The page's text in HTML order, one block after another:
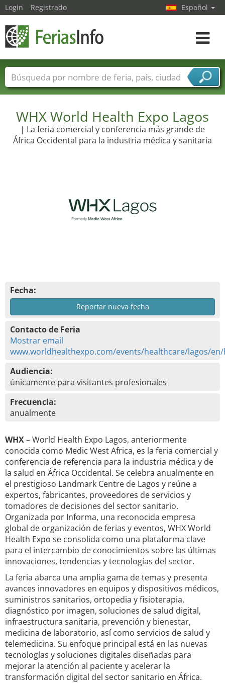
WHX World Health Expo Lagos
| La feria comercial y conferencia más grande de
África Occidental para la industria médica y sanitaria
Fecha:
Reportar nueva fecha
Contacto de Feria
Mostrar email
www.worldhealthexpo.com/events/healthcare/lagos/
Audiencia:
únicamente para visitantes profesionales
Frecuencia:
anualmente
WHX– World Health Expo Lagos, anteriormente
conocida como Medic West Africa, es la feria comercial y
conferencia de referencia para la industria médica y de
la salud en África Occidental. Se celebra anualmente en
el prestigioso Landmark Centre de Lagos y reúne a
expertos, fabricantes, proveedores de servicios y
tomadores de decisiones del sector sanitario.
Organizada por Informa, una reconocida empresa
global de organización de ferias y eventos, WHX World
Health Expo se consolida como una plataforma clave
para el intercambio de conocimientos sobre las últimas
innovaciones, tendencias y tecnologías del sector.
La feria abarca una amplia gama de temas y presenta
avances innovadores en equipos y dispositivos médicos,
suministros sanitarios, ortopedia y fisioterapia,
diagnóstico por imagen, soluciones de salud digital,
infraestructura sanitaria, prevención y bienestar,
medicina de laboratorio, así como servicios de salud y
telemedicina. Su enfoque principal está en las nuevas
tecnologías y soluciones digitales diseñadas para
mejorar la atención al paciente y acelerar la
transformación digital del sector sanitario en África.
Login Registrado Español
toggle
Nombres de ferias Países
Ciudades
Sectores de proveedor de servicios